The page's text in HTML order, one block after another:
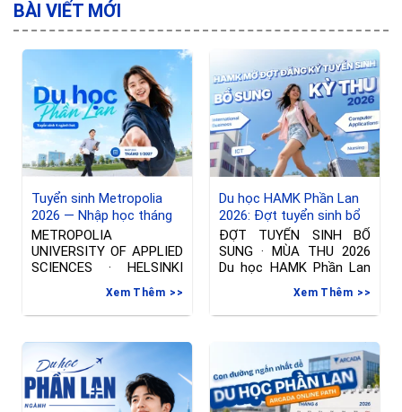
Lan, nơi Tiếng Anh không
phải là ngôn ngữ mẹ
đội có thể tham gia vào
cuộc thi 2. Lịch
BÀI VIẾT MỚI
Tuyển sinh Metropolia
2026 — Nhập học tháng
01/2027 tại Phần Lan
METROPOLIA
UNIVERSITY OF APPLIED
SCIENCES · HELSINKI
Đợt tuyển sinh riêng —
Nhập học thángXem Thêm
Du học HAMK Phần Lan
2026: Đợt tuyển sinh bổ
sung ngành International
Business & Công nghệ
thông tin
ĐỢT TUYỂN SINH BỔ
SUNG · MÙA THU 2026
Du học HAMK Phần Lan
Xem Thêm